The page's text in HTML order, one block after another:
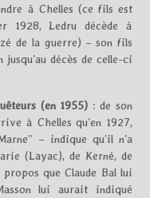
à Chelles (ce fils est
1928, Ledru décède à
de la guerre) – son fils
décès de celle-ci
(en 1955) : de son
à Chelles qu’en 1927,
– indique qu’il n’a
(Layac), de Kerné, de
que Claude Bal lui
lui aurait indiqué